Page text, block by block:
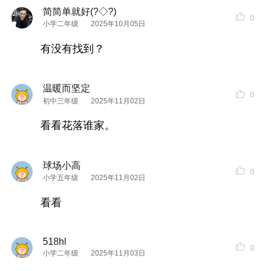
简简单就好(?◇?)
小学二年级 2025年10月05日
0
有没有找到？
温暖而坚定
初中三年级 2025年11月02日
0
看看花落谁家。
球场小高
小学五年级 2025年11月02日
0
看看
518hl
小学二年级 2025年11月03日
0